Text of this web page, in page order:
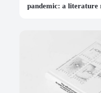
pandemic: a literature